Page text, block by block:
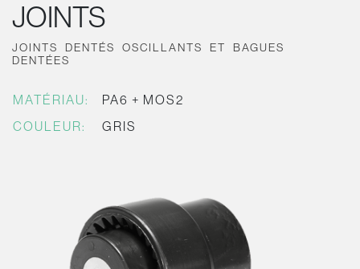
JOINTS
JOINTS DENTÉS OSCILLANTS ET BAGUES
DENTÉES
MATÉRIAU:
PA6 + MOS2
COULEUR:
GRIS